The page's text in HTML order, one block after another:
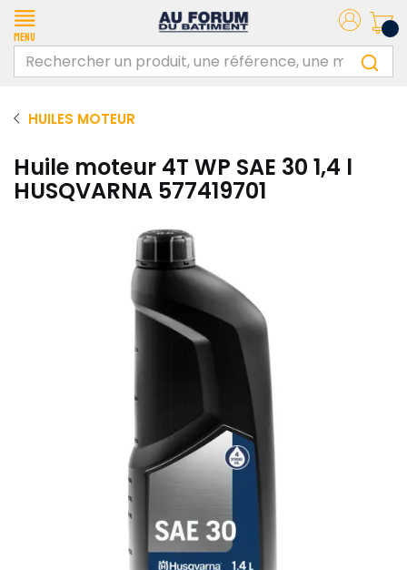
Menu
HUILES MOTEUR
Huile moteur 4T WP SAE 30 1,4 l
HUSQVARNA 577419701